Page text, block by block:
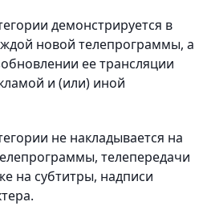
демонстрируется в
новой телепрограммы, а
ее трансляции
и (или) иной
не накладывается на
телепередачи
на субтитры, надписи